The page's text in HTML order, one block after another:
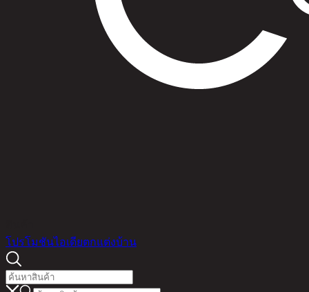
โปรโมชันไอเดียตกแต่งบ้าน